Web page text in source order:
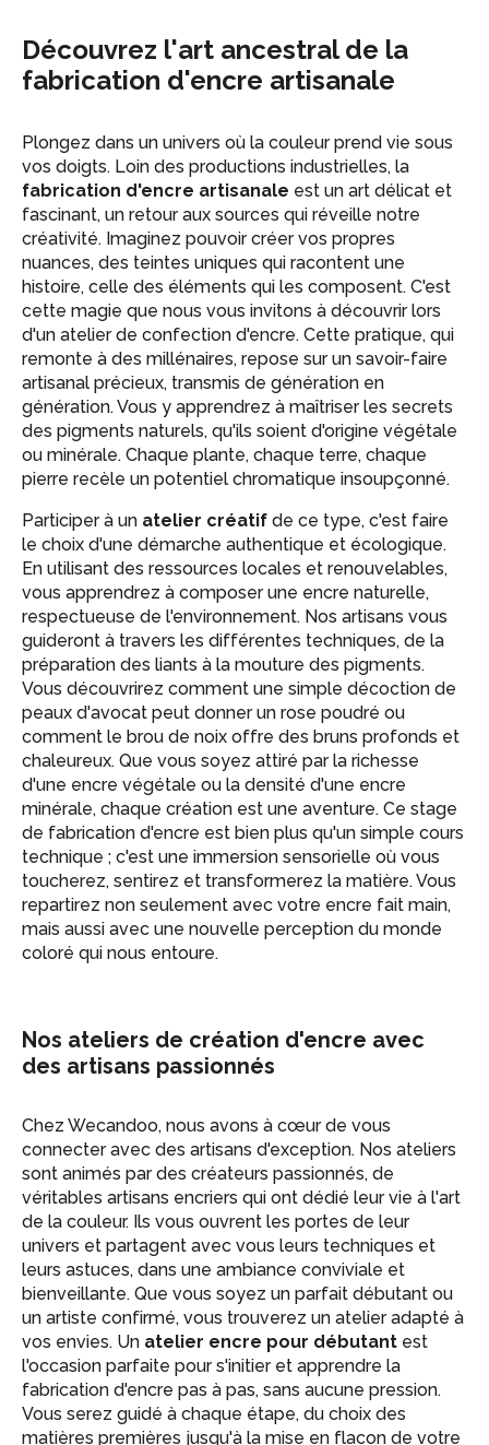
Découvrez l'art ancestral de la
fabrication d'encre artisanale
Plongez dans un univers où la couleur prend vie sous
vos doigts. Loin des productions industrielles, la
fabrication d'encre artisanale est un art délicat et
fascinant, un retour aux sources qui réveille notre
créativité. Imaginez pouvoir créer vos propres
nuances, des teintes uniques qui racontent une
histoire, celle des éléments qui les composent. C'est
cette magie que nous vous invitons à découvrir lors
d'un atelier de confection d'encre. Cette pratique, qui
remonte à des millénaires, repose sur un savoir-faire
artisanal précieux, transmis de génération en
génération. Vous y apprendrez à maîtriser les secrets
des pigments naturels, qu'ils soient d'origine végétale
ou minérale. Chaque plante, chaque terre, chaque
pierre recèle un potentiel chromatique insoupçonné.
Participer à un atelier créatif de ce type, c'est faire
le choix d'une démarche authentique et écologique.
En utilisant des ressources locales et renouvelables,
vous apprendrez à composer une encre naturelle,
respectueuse de l'environnement. Nos artisans vous
guideront à travers les différentes techniques, de la
préparation des liants à la mouture des pigments.
Vous découvrirez comment une simple décoction de
peaux d'avocat peut donner un rose poudré ou
comment le brou de noix offre des bruns profonds et
chaleureux. Que vous soyez attiré par la richesse
d'une encre végétale ou la densité d'une encre
minérale, chaque création est une aventure. Ce stage
de fabrication d'encre est bien plus qu'un simple cours
technique ; c'est une immersion sensorielle où vous
toucherez, sentirez et transformerez la matière. Vous
repartirez non seulement avec votre encre fait main,
mais aussi avec une nouvelle perception du monde
coloré qui nous entoure.
Nos ateliers de création d'encre avec
des artisans passionnés
Chez Wecandoo, nous avons à cœur de vous
connecter avec des artisans d'exception. Nos ateliers
sont animés par des créateurs passionnés, de
véritables artisans encriers qui ont dédié leur vie à l'art
de la couleur. Ils vous ouvrent les portes de leur
univers et partagent avec vous leurs techniques et
leurs astuces, dans une ambiance conviviale et
bienveillante. Que vous soyez un parfait débutant ou
un artiste confirmé, vous trouverez un atelier adapté à
vos envies. Un atelier encre pour débutant est
l'occasion parfaite pour s'initier et apprendre la
fabrication d'encre pas à pas, sans aucune pression.
Vous serez guidé à chaque étape, du choix des
matières premières jusqu'à la mise en flacon de votre